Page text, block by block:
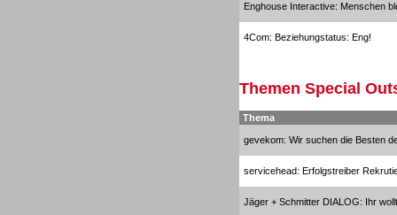
Enghouse Interactive: Menschen
4Com: Beziehungstatus: Eng!
Themen Special
Thema
gevekom: Wir suchen die Besten
servicehead: Erfolgstreiber
Jäger + Schmitter DIALOG: Ihr